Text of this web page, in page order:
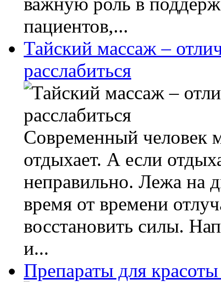
пациентов,...
Тайский массаж –
расслабиться
Современный человек
отдыхает. А если
неправильно. Лежа на
время от времени
восстановить силы.
и...
Препараты для